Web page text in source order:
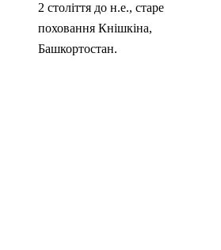
2 століття до н.е., старе
поховання Кнішкіна,
Башкортостан.